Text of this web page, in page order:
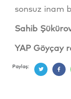
sonsuz inam
Sahib
YAP Göyçay
Paylaş: